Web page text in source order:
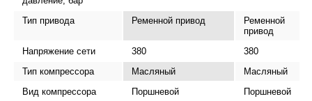
Тип привода Ременной привод
Ременной
привод
Напряжение сети
380
380
Тип компрессора
Масляный
Масляный
Вид компрессора
Поршневой
Поршневой